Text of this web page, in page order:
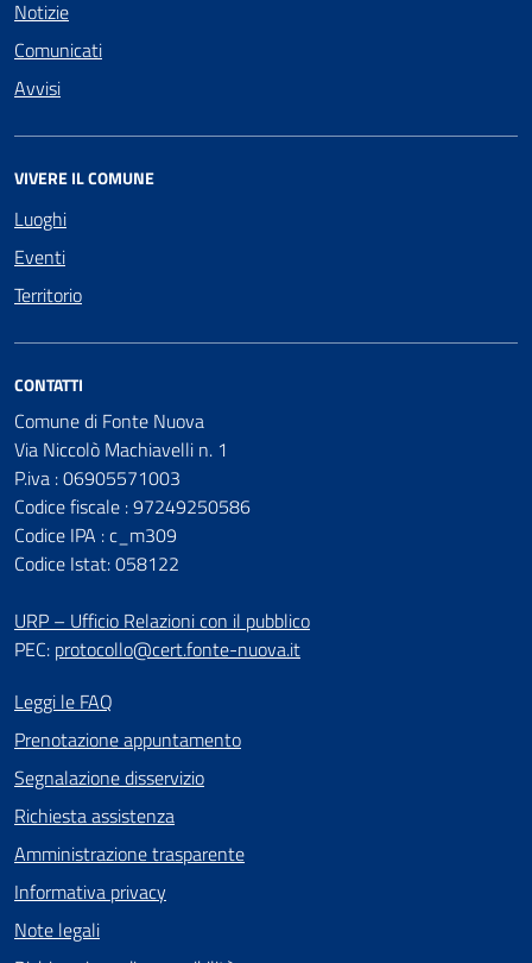
Notizie
Comunicati
Avvisi
VIVERE IL COMUNE
Luoghi
Eventi
Territorio
CONTATTI
Comune di Fonte Nuova
Via Niccolò Machiavelli n. 1
P.iva : 06905571003
Codice fiscale : 97249250586
Codice IPA : c_m309
Codice Istat: 058122
URP – Ufficio Relazioni con il pubblico
PEC: protocollo@cert.fonte-nuova.it
Leggi le FAQ
Prenotazione appuntamento
Segnalazione disservizio
Richiesta assistenza
Amministrazione trasparente
Informativa privacy
Note legali